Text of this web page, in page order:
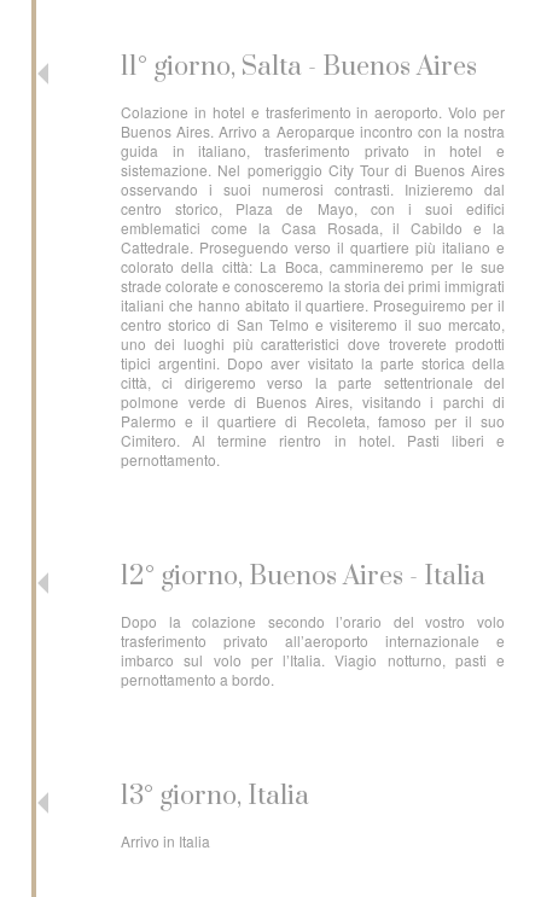
11° giorno, Salta - Buenos Aires
Colazione in hotel e trasferimento in aeroporto. Volo per
Buenos Aires. Arrivo a Aeroparque incontro con la nostra
guida in italiano, trasferimento privato in hotel e
sistemazione. Nel pomeriggio City Tour di Buenos Aires
osservando i suoi numerosi contrasti. Inizieremo dal
centro storico, Plaza de Mayo, con i suoi edifici
emblematici come la Casa Rosada, il Cabildo e la
Cattedrale. Proseguendo verso il quartiere più italiano e
colorato della città: La Boca, cammineremo per le sue
strade colorate e conosceremo la storia dei primi immigrati
italiani che hanno abitato il quartiere. Proseguiremo per il
centro storico di San Telmo e visiteremo il suo mercato,
uno dei luoghi più caratteristici dove troverete prodotti
tipici argentini. Dopo aver visitato la parte storica della
città, ci dirigeremo verso la parte settentrionale del
polmone verde di Buenos Aires, visitando i parchi di
Palermo e il quartiere di Recoleta, famoso per il suo
Cimitero. Al termine rientro in hotel. Pasti liberi e
pernottamento.
12° giorno, Buenos Aires - Italia
Dopo la colazione secondo l’orario del vostro volo
trasferimento privato all’aeroporto internazionale e
imbarco sul volo per l’Italia. Viagio notturno, pasti e
pernottamento a bordo.
13° giorno, Italia
Arrivo in Italia